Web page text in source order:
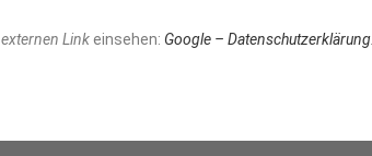
externen Linkeinsehen: Google – Datenschutzerklärung.